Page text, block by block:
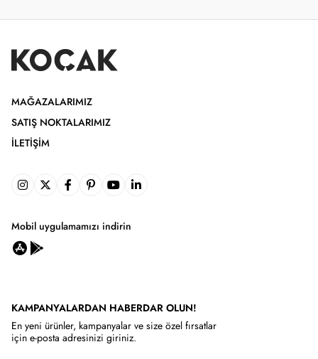
MAĞAZALARIMIZ
SATIŞ NOKTALARIMIZ
İLETIŞIM
Mobil uygulamamızı indirin
KAMPANYALARDAN HABERDAR OLUN!
En yeni ürünler, kampanyalar ve size özel fırsatlar
için e-posta adresinizi giriniz.